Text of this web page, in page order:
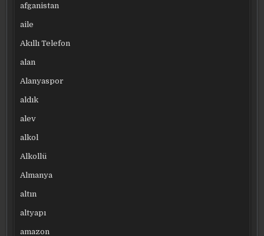
afganistan
aile
Akıllı Telefon
alan
Alanyaspor
aldık
alev
alkol
Alkollü
Almanya
altın
altyapı
amazon